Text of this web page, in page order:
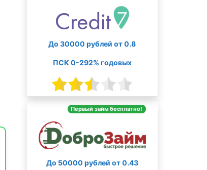
До 30000 рублей от 0.8
ПСК 0-292% годовых
Первый займ бесплатно!
До 50000 рублей от 0.43